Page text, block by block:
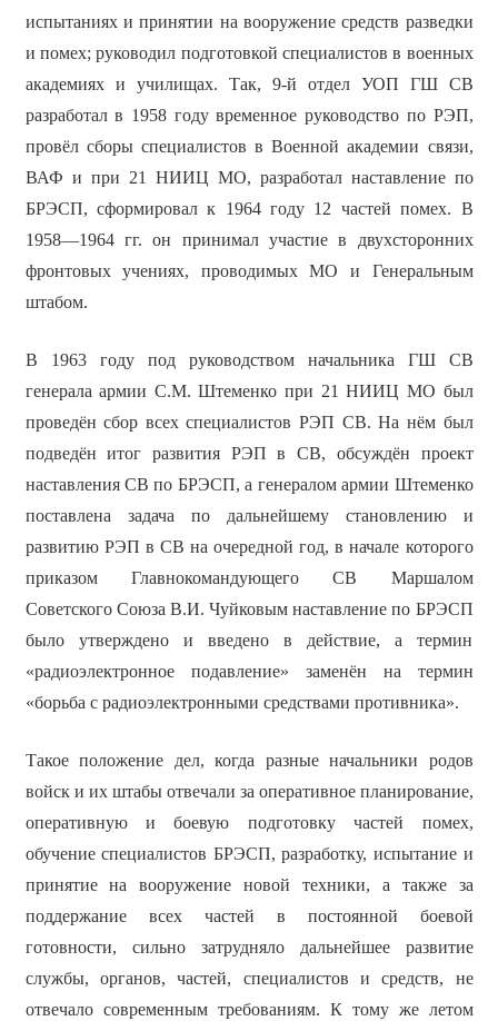
испытаниях и принятии на вооружение средств разведки
и помех; руководил подготовкой специалистов в военных
академиях и училищах. Так, 9-й отдел УОП ГШ СВ
разработал в 1958 году временное руководство по РЭП,
провёл сборы специалистов в Военной академии связи,
ВАФ и при 21 НИИЦ МО, разработал наставление по
БРЭСП, сформировал к 1964 году 12 частей помех. В
1958—1964 гг. он принимал участие в двухсторонних
фронтовых учениях, проводимых МО и Генеральным
штабом.
В 1963 году под руководством начальника ГШ СВ
генерала армии С.М. Штеменко при 21 НИИЦ МО был
проведён сбор всех специалистов РЭП СВ. На нём был
подведён итог развития РЭП в СВ, обсуждён проект
наставления СВ по БРЭСП, а генералом армии Штеменко
поставлена задача по дальнейшему становлению и
развитию РЭП в СВ на очередной год, в начале которого
приказом Главнокомандующего СВ Маршалом
Советского Союза В.И. Чуйковым наставление по БРЭСП
было утверждено и введено в действие, а термин
«радиоэлектронное подавление» заменён на термин
«борьба с радиоэлектронными средствами противника».
Такое положение дел, когда разные начальники родов
войск и их штабы отвечали за оперативное планирование,
оперативную и боевую подготовку частей помех,
обучение специалистов БРЭСП, разработку, испытание и
принятие на вооружение новой техники, а также за
поддержание всех частей в постоянной боевой
готовности, сильно затрудняло дальнейшее развитие
службы, органов, частей, специалистов и средств, не
отвечало современным требованиям. К тому же летом